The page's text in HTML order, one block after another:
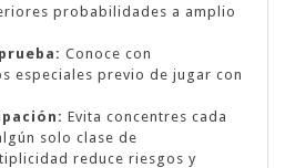
probabilidades a amplio
Conoce con
especiales previo de jugar con
Evita concentres cada
solo clase de
reduce riesgos y